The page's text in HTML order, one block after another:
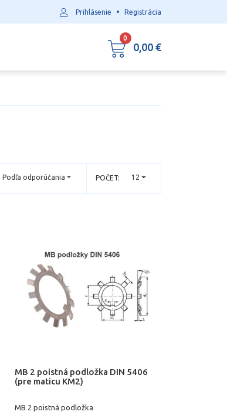
POČET: 12
Podľa odporúčania
MB 2 poistná podložka DIN 5406
(pre maticu KM2)
MB 2 poistná podložka
Prihlásenie • Registrácia
0
0,00 €